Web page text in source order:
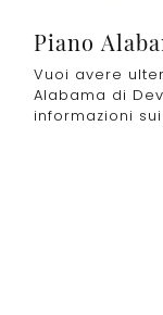
Piano
Vuoi avere
Alabama di
informazioni